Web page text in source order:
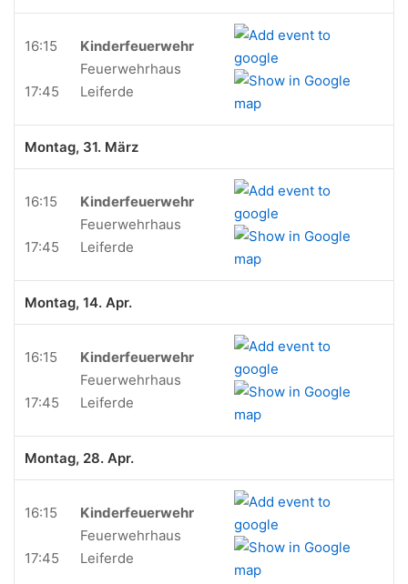
16:15
17:45
Kinderfeuerwehr
Feuerwehrhaus
Leiferde
Montag, 31. März
16:15
17:45
Kinderfeuerwehr
Feuerwehrhaus
Leiferde
Montag, 14. Apr.
16:15
17:45
Kinderfeuerwehr
Feuerwehrhaus
Leiferde
Montag, 28. Apr.
16:15
17:45
Kinderfeuerwehr
Feuerwehrhaus
Leiferde